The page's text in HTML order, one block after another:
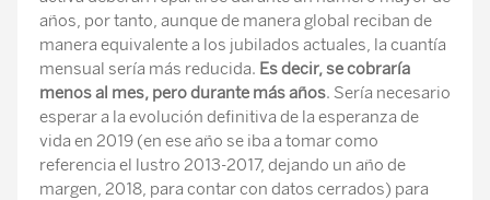
años, por tanto, aunque de manera global reciban de
manera equivalente a los jubilados actuales, la cuantía
mensual sería más reducida. Es decir, se cobraría
menos al mes, pero durante más años. Sería necesario
esperar a la evolución definitiva de la esperanza de
vida en 2019 (en ese año se iba a tomar como
referencia el lustro 2013-2017, dejando un año de
margen, 2018, para contar con datos cerrados) para